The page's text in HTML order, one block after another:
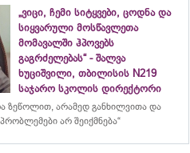
„ვიცი, ჩემი სიტყვები, ცოდნა და
სიყვარული მოსწავლეთა
მომავალში ჰპოვებს
გაგრძელებას“ - შალვა
ხუციშვილი, თბილისის N219
საჯარო სკოლის დირექტორი
ზეწოლით, არამედ განხილვითა და
არ შეიქმნება“